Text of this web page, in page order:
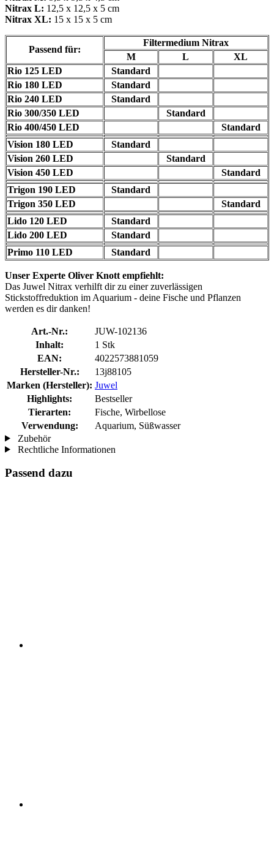
Nitrax L: 12,5 x 12,5 x 5 cm
Nitrax XL: 15 x 15 x 5 cm
Passend für:
Filtermedium Nitrax
M
L
XL
Rio 125 LED
Standard
Rio 180 LED
Standard
Rio 240 LED
Standard
Rio 300/350 LED
Standard
Rio 400/450 LED
Standard
Vision 180 LED
Standard
Vision 260 LED
Standard
Vision 450 LED
Standard
Trigon 190 LED
Standard
Trigon 350 LED
Standard
Lido 120 LED
Standard
Lido 200 LED
Standard
Primo 110 LED
Standard
Unser Experte Oliver Knott empfiehlt:
Das Juwel Nitrax verhilft dir zu einer zuverlässigen
Stickstoffreduktion im Aquarium - deine Fische und Pflanzen
werden es dir danken!
Art.-Nr.:
JUW-102136
Inhalt:
1 Stk
EAN:
4022573881059
Hersteller-Nr.:
13j88105
Marken (Hersteller): Juwel
Highlights:
Bestseller
Tierarten:
Fische, Wirbellose
Verwendung:
Aquarium, Süßwasser
Zubehör
Rechtliche Informationen
Passend dazu